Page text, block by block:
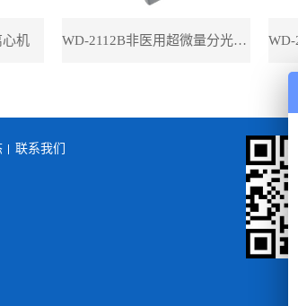
心机 WD-2112B非医用超微量分光光度计（带荧光）
联系我们